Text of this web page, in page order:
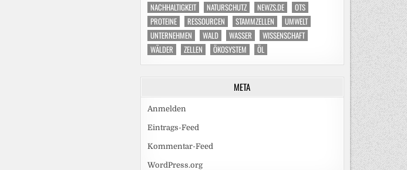
NACHHALTIGKEIT
NATURSCHUTZ NEWZS.DE
OTS
PROTEINE
RESSOURCEN STAMMZELLEN
UMWELT
UNTERNEHMEN
WALD WASSER
WISSENSCHAFT
WÄLDER
ZELLEN ÖKOSYSTEM ÖL
META
Anmelden
Eintrags-Feed
Kommentar-Feed
WordPress.org